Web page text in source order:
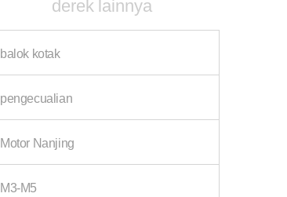
derek lainnya
balok kotak
pengecualian
Motor Nanjing
M3-M5